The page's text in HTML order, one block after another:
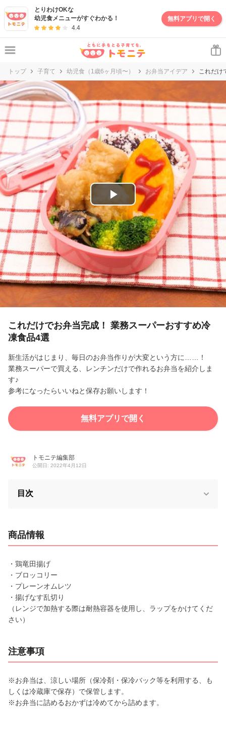
とりわけOKな
幼児食メニューがすぐわかる！
4.4
無料アプリで開く
トップ 子育て 幼児食（1歳6ヶ月頃〜） お弁当アイデア これだけ
P
l
a
y
V
i
e
o
これだけでお弁当完成！ 業務スーパーおすすめ冷
凍食品4選
新生活がはじまり、毎日のお弁当作りが大変という方に……！
業務スーパーで買える、レンチンだけで作れるお弁当を紹介しま
す♪
参考になったらいいねと保存お願いします！
無料アプリで開く
トモニテ編集部
公開日: 2022年4月12日
目次
商品情報
・鶏竜田揚げ
・ブロッコリー
・プレーンオムレツ
・揚げなす乱切り
（レンジで加熱する際は耐熱容器を使用し、ラップをかけてくだ
さい）
注意事項
※お弁当は、涼しい場所（保冷剤・保冷バック等を利用する、も
しくは冷蔵庫で保存）で保管します。
※お弁当に詰めるおかずは冷めてから詰めます。